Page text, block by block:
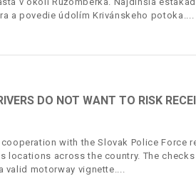
a povedie údolím Krivánskeho potoka.
DO NOT WANT TO RISK
with the Slovak Police Force
locations across the country. The
valid motorway vignette.